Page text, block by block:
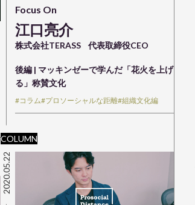
Focus On
江口亮介
株式会社TERASS代表取締役CEO
後編 | マッキンゼーで学んだ「花火を上げ
る」称賛文化
#コラム#プロソーシャルな距離#組織文化編
COLUMN
2020.05.22